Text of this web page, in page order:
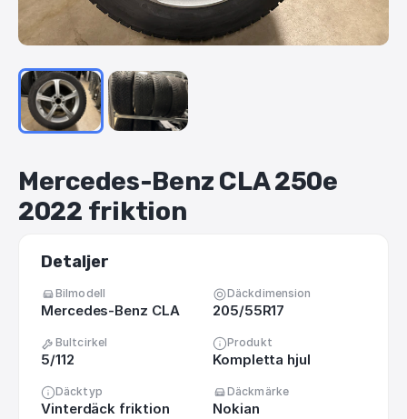
Mercedes-Benz CLA 250e
2022 friktion
Detaljer
Bilmodell
Mercedes-Benz CLA
Däckdimension
205/55R17
Bultcirkel
5/112
Produkt
Kompletta hjul
Däcktyp
Vinterdäck friktion
Däckmärke
Nokian